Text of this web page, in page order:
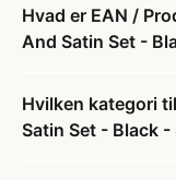
Hvad er EAN /
And Satin Set -
Hvilken kategori
Satin Set - Black